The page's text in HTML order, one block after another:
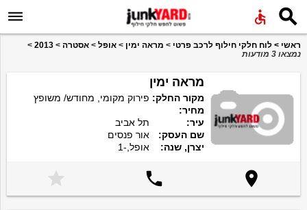
 
ראשי > לוח חלקי חילוף לרכב פרטי > מראה ימין > אופל > אסטרה >
2013
>
נמצאו 3 מודעות
מראה ימין
מקור החלק: פירוק מקומי, מחודש/ משופץ
מחיר:
עיר:
תל אביב
שם העסק:
אור פנסים
יצרן, שנה:
אופל,-1


